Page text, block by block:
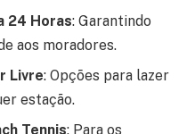
24 Horas: Garantindo
aos moradores.
Livre: Opções para lazer
estação.
Tennis: Para os